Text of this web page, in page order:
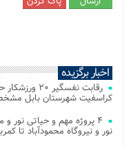
اخبار برگزیده
کراسفیت شهرستان بابل
۴ پروژه مهم و حیاتی نور و
نور و نیروگاه محمودآباد تا